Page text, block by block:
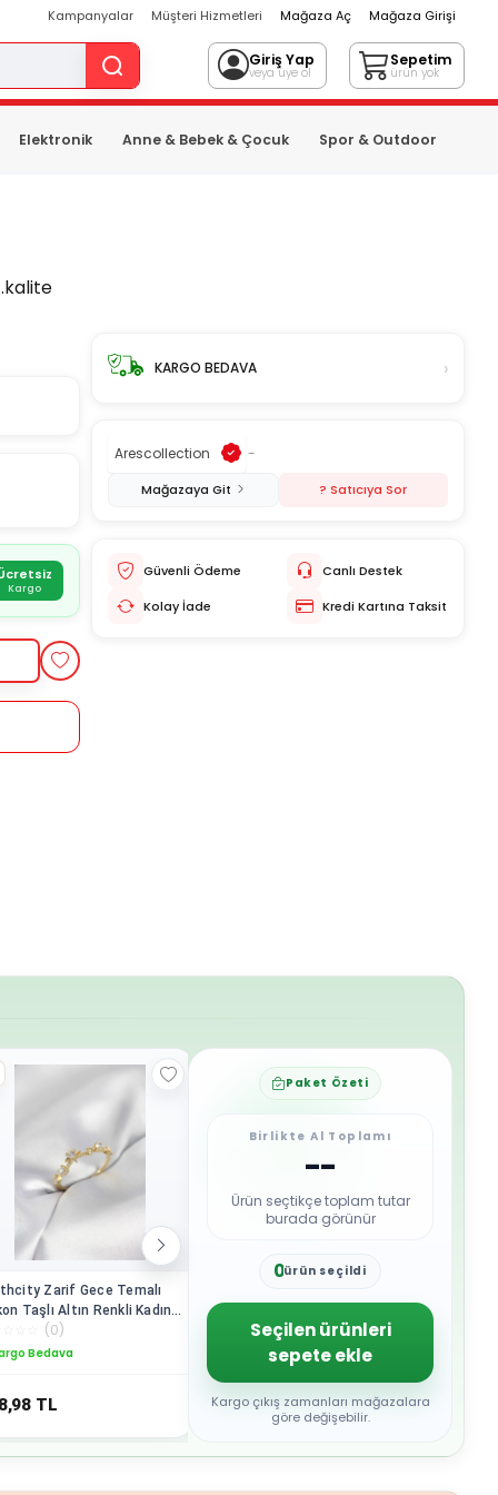
Kampanyalar Müşteri Hizmetleri Mağaza Aç Mağaza Girişi
Giriş Yap
veya üye ol
Sepetim
ürün yok
Elektronik Anne & Bebek & Çocuk Spor & Outdoor
Kargo
KARGO BEDAVA ›
Arescollection -
Mağazaya Git ? Satıcıya Sor
Güvenli Ödeme
Canlı Destek
Kolay İade
Kredi Kartına Taksit
Zarif Gece Temalı
Taşlı Altın Renkli Kadın
(0)
Bedava
TL
Yıldız Model Zirkon Taşlı Kadın
Yüzük - Açık Kapalı
Ayarlanabilir
☆☆ (0
Kargo Bedava
418,98 TL
Paket Özeti
Birlikte Al Toplamı
--
Ürün seçtikçe toplam tutar
burada görünür
0
2
3
4
5
6
7
8
9
ürün seçildi
Seçilen ürünleri
sepete ekle
Kargo çıkış zamanları mağazalara
göre değişebilir.